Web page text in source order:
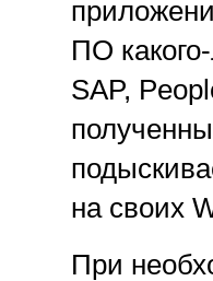
ПО
SAP,
на своих
При